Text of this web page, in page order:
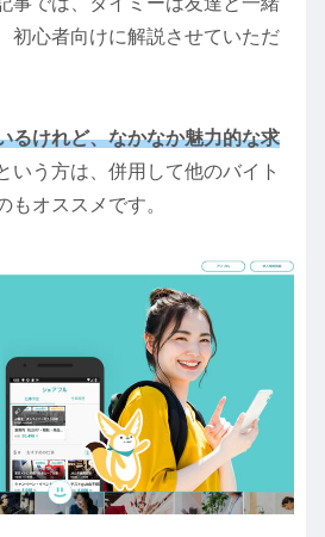
初心者向けに解説させていただ
るけれど、なかなか魅力的な求
いう方は、併用して他のバイト
もオススメです。